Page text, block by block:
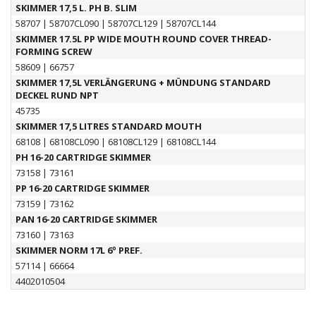
SKIMMER 17,5 L. PH B. SLIM
58707 | 58707CL090 | 58707CL129 | 58707CL144
SKIMMER 17.5L PP WIDE MOUTH ROUND COVER THREAD-
FORMING SCREW
58609 | 66757
SKIMMER 17,5L VERLÄNGERUNG + MÜNDUNG STANDARD
DECKEL RUND NPT
45735
SKIMMER 17,5 LITRES STANDARD MOUTH
68108 | 68108CL090 | 68108CL129 | 68108CL144
PH 16-20 CARTRIDGE SKIMMER
73158 | 73161
PP 16-20 CARTRIDGE SKIMMER
73159 | 73162
PAN 16-20 CARTRIDGE SKIMMER
73160 | 73163
SKIMMER NORM 17L 6º PREF.
57114 | 66664
4402010504